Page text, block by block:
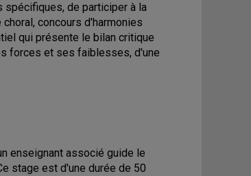
spécifiques, de participer à la
concours d'harmonies
qui présente le bilan critique
forces et ses faiblesses, d'une
enseignant associé guide le
stage est d'une durée de 50